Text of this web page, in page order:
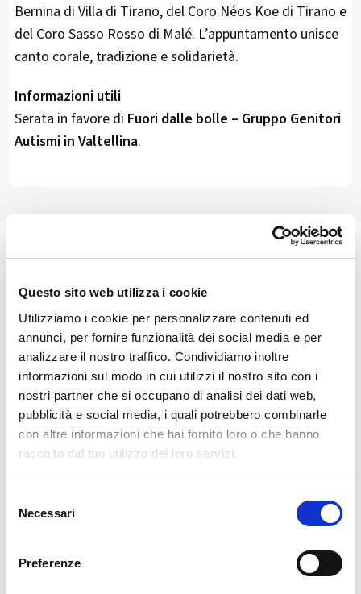
Questo sito web utilizza i cookie
Utilizziamo i cookie per personalizzare contenuti ed
annunci, per fornire funzionalità dei social media e per
analizzare il nostro traffico. Condividiamo inoltre
informazioni sul modo in cui utilizzi il nostro sito con i
nostri partner che si occupano di analisi dei dati web,
pubblicità e social media, i quali potrebbero combinarle
con altre informazioni che hai fornito loro o che hanno
raccolto dal tuo utilizzo dei loro servizi.
delNecessari
Preferenze
Bernina di Villa di Tirano, del Coro Néos Koe di Tirano e
del Coro Sasso Rosso di Malé. L’appuntamento unisce
canto corale, tradizione e solidarietà.
Informazioni utili
Serata in favore di Fuori dalle bolle – Gruppo Genitori
Autismi in Valtellina.
🏘️ Scopri il comune di
Bianzone